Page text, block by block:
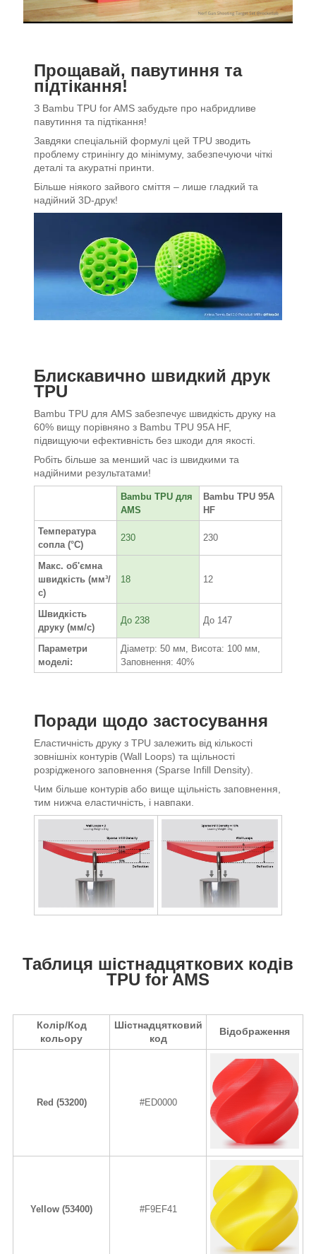
Прощавай, павутиння та
підтікання!
З Bambu TPU for AMS забудьте про набридливе
павутиння та підтікання!
Завдяки спеціальній формулі цей TPU зводить
проблему стринінгу до мінімуму, забезпечуючи чіткі
деталі та акуратні принти.
Більше ніякого зайвого сміття – лише гладкий та
надійний 3D-друк!
Блискавично швидкий друк
TPU
Bambu TPU для AMS забезпечує швидкість друку на
60% вищу порівняно з Bambu TPU 95A HF,
підвищуючи ефективність без шкоди для якості.
Робіть більше за менший час із швидкими та
надійними результатами!
Bambu TPU для
AMS
Bambu TPU 95A
HF
Температура
сопла (°C)
230 230
Макс. об'ємна
швидкість (мм³/
с)
18 12
Швидкість
друку (мм/с)
До 238 До 147
Параметри
моделі:
Діаметр: 50 мм, Висота: 100 мм,
Заповнення: 40%
Поради щодо застосування
Еластичність друку з TPU залежить від кількості
зовнішніх контурів (Wall Loops) та щільності
розрідженого заповнення (Sparse Infill Density).
Чим більше контурів або вище щільність заповнення,
тим нижча еластичність, і навпаки.
Таблиця шістнадцяткових кодів
TPU for AMS
Колір/Код
кольору
Шістнадцятковий
код
Відображення
Red (53200) #ED0000
Yellow (53400) #F9EF41